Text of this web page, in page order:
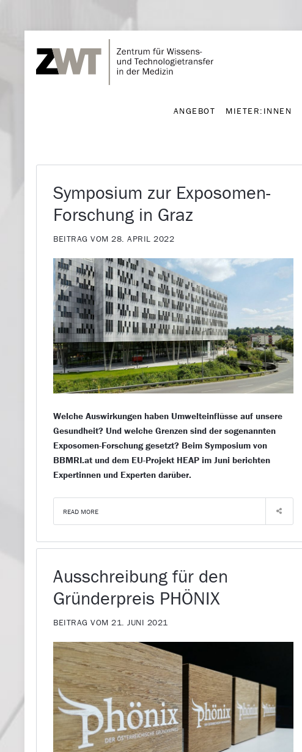
ANGEBOT
ANGEBOT MIETER:INNEN
Symposium zur Exposomen-
Forschung in Graz
BEITRAG VOM 28. APRIL 2022
Welche Auswirkungen haben Umwelteinflüsse auf unsere
Gesundheit? Und welche Grenzen sind der sogenannten
Exposomen-Forschung gesetzt? Beim Symposium von
BBMRI.at und dem EU-Projekt HEAP im Juni berichten
Expertinnen und Experten darüber.
READ MORE
Ausschreibung für den
Gründerpreis PHÖNIX
BEITRAG VOM 21. JUNI 2021